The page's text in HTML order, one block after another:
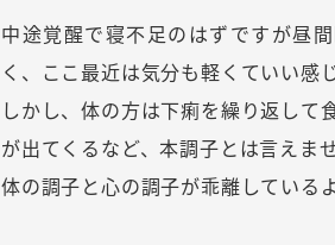
中途覚醒で寝不足のはずですが昼
く、ここ最近は気分も軽くていい感
しかし、体の方は下痢を繰り返して
が出てくるなど、本調子とは言えま
体の調子と心の調子が乖離している